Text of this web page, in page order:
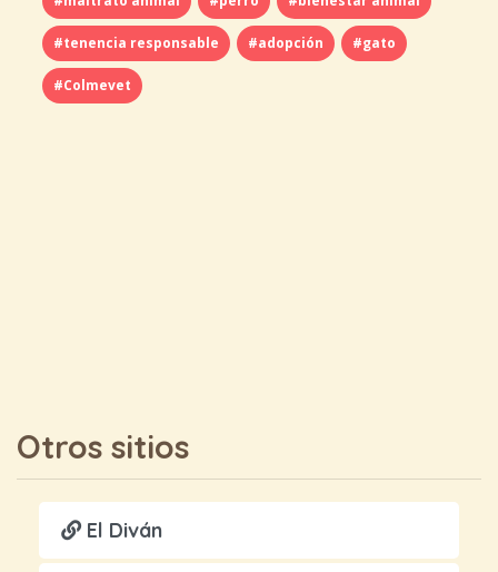
#tenencia responsable #adopción #gato
#Colmevet
Otros sitios
El Diván